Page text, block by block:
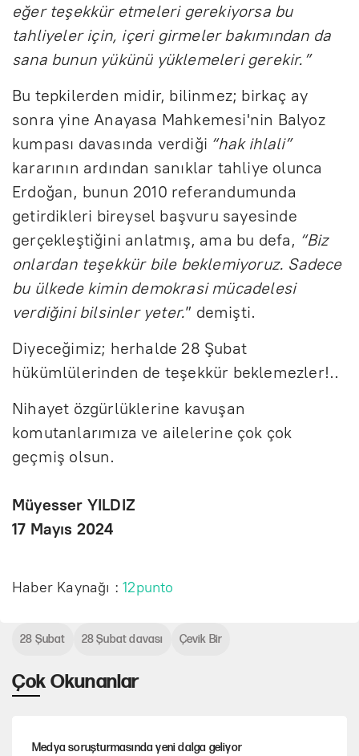
eğer teşekkür etmeleri gerekiyorsa bu
tahliyeler için, içeri girmeler bakımından da
sana bunun yükünü yüklemeleri gerekir.”
Bu tepkilerden midir, bilinmez; birkaç ay
sonra yine Anayasa Mahkemesi'nin Balyoz
kumpası davasında verdiği “hak ihlali”
kararının ardından sanıklar tahliye olunca
Erdoğan, bunun 2010 referandumunda
getirdikleri bireysel başvuru sayesinde
gerçekleştiğini anlatmış, ama bu defa, “Biz
onlardan teşekkür bile beklemiyoruz. Sadece
bu ülkede kimin demokrasi mücadelesi
verdiğini bilsinler yeter.” demişti.
Diyeceğimiz; herhalde 28 Şubat
hükümlülerinden de teşekkür beklemezler!..
Nihayet özgürlüklerine kavuşan
komutanlarımıza ve ailelerine çok çok
geçmiş olsun.
Müyesser YILDIZ
17 Mayıs 2024
Haber Kaynağı :12punto
Çok Okunanlar
Medya soruşturmasında yeni dalga geliyor
28 Şubat 28 Şubat davası Çevik Bir